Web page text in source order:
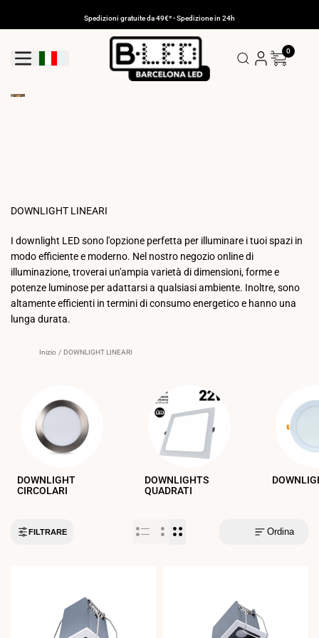
Spedizioni gratuite da 49€* - Spedizione in 24h
Pulsante Di Geolocalizzazione: Italia
0
DOWNLIGHT LINEARI
I downlight LED sono l'opzione perfetta per illuminare i tuoi spazi in
modo efficiente e moderno. Nel nostro negozio online di
illuminazione, troverai un'ampia varietà di dimensioni, forme e
potenze luminose per adattarsi a qualsiasi ambiente. Inoltre, sono
altamente efficienti in termini di consumo energetico e hanno una
lunga durata.
Inizio / DOWNLIGHT LINEARI
DOWNLIGHT
CIRCOLARI
DOWNLIGHTS
QUADRATI
FILTRARE Ordina